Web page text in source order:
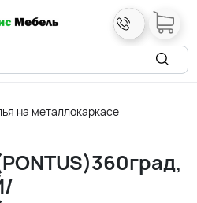
на металлокаркасе